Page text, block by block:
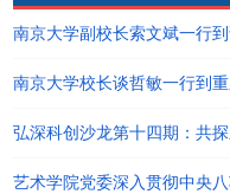
南京大学副校长索文斌一行
南京大学校长谈哲敏一行到
弘深科创沙龙第十四期：共
艺术学院党委深入贯彻中央